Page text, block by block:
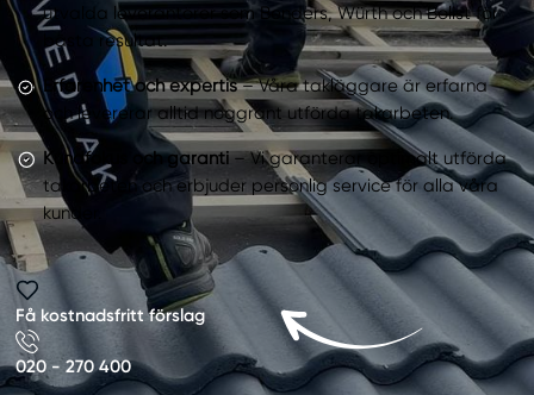
utvalda leverantörer som Benders, Würth och Bolist för
bästa resultat.
Erfarenhet och expertis– Våra takläggare är erfarna
och levererar alltid noggrant utförda takarbeten.
Kundfokus och garanti– Vi garanterar optimalt utförda
takarbeten och erbjuder personlig service för alla våra
kunder.
Få kostnadsfritt förslag
020 - 270 400